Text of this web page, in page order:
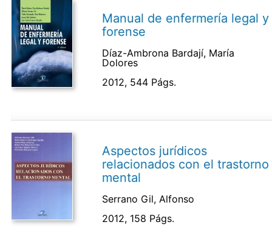
Manual de enfermería legal y
forense
Díaz-Ambrona Bardají, María
Dolores
2012, 544 Págs.
Aspectos jurídicos
relacionados con el trastorno
mental
Serrano Gil, Alfonso
2012, 158 Págs.